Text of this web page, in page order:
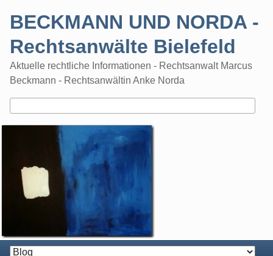
BECKMANN UND NORDA -
Rechtsanwälte Bielefeld
Aktuelle rechtliche Informationen - Rechtsanwalt Marcus
Beckmann - Rechtsanwältin Anke Norda